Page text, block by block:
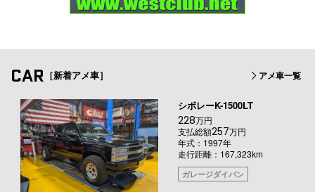
CAR ［新着アメ車］ アメ車一覧
シボレーK-1500LT
228万円
支払総額257万円
年式：1997年
走行距離：167,323km
ガレージダイバン